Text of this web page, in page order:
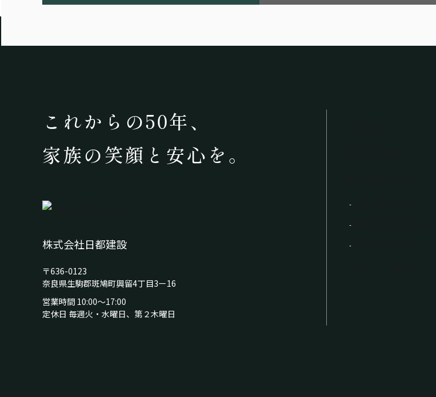
これからの50年、
家族の笑顔と安心を。
株式会社日都建設
〒636-0123
奈良県生駒郡斑鳩町興留4丁目3ー16
営業時間 10:00～17:00
定休日 毎週火・水曜日、第２木曜日